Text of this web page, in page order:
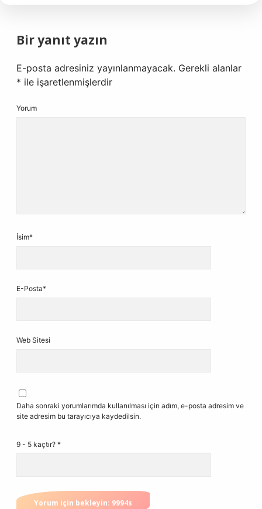
Bir yanıt yazın
E-posta adresiniz yayınlanmayacak. Gerekli alanlar
* ile işaretlenmişlerdir
Yorum
İsim*
E-Posta*
Web Sitesi
Daha sonraki yorumlarımda kullanılması için adım, e-posta adresim ve
site adresim bu tarayıcıya kaydedilsin.
9 - 5 kaçtır? *